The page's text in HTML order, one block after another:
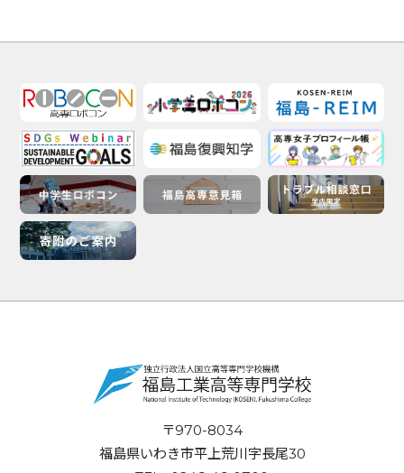
〒970-8034
福島県いわき市平上荒川字長尾30